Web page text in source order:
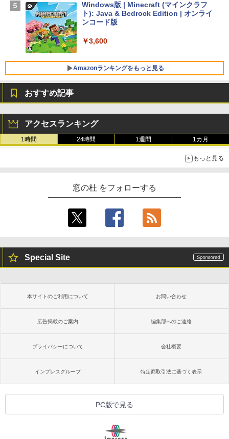
￥129,800
FMV ノートパソコン WE1-K3 (MS 365 P
VWK3E15W_AZ
￥139,880
Windows版 | Minecraft (マインクラフ
ト): Java & Bedrock Edition | オンライ
ンコード版
￥3,600
Amazonランキングをもっと見る
￥1,766
出す プロンプトの言葉 AI画像生成シリー
ズ (はぴーイラストLabo)
￥480
非エンジニア 初心者 素人 でも安心 使い
方 マニュアル AI副業にもコンテンツ作成
にもKindle出版にも！ 非エンジニアのた
￥99
1冊ですべて身につくHTML & CSSとWe
bデザイン入門講座［第2版］
￥1,292
ードウェア・市販ソフトウェアのパーフ
ェクトリストと最新エミュレータ紹介
ンチディスプレイ、色調調節ライト、12
週間持続バッテリー、広告なし、ブラッ
ク
Amazon Kindle - 目に優しい、かさばら
ない、大きな画面で読みやすい、6週間持
書籍リーダー、マッチャ、16GB、広告な
Kindle Paperwhite シグニチャーエディ
るさ自動調整、色調調節ライト、12週間
持続バッテリー、広告なし、メタリック
Amazon Kindle Colorsoft | 16GBストレ
ージ、防水、7インチカラーディスプレ
イ、色調調節ライト、最大8週間持続バッ
テリー、広告無し、ブラック (2025年発
売)
￥31,980
New Amazon Kindle Scribe Colorsoft |
おすすめ記事
アクセスランキング
1時間 24時間 1週間 1カ月
もっと見る
窓の杜 をフォローする
Special Site
本サイトのご利用について お問い合わせ
広告掲載のご案内 編集部へのご連絡
プライバシーについて 会社概要
インプレスグループ 特定商取引法に基づく表示
PC版で見る